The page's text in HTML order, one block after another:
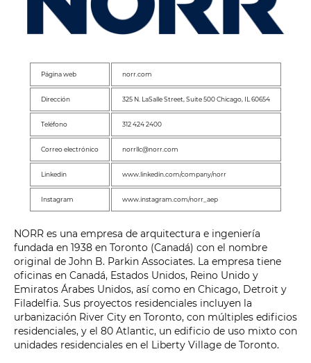
Página web norr.com
Dirección 325 N. LaSalle Street, Suite 500 Chicago, IL 60654
Teléfono 312 424 2400
Correo electrónico norrllc@norr.com
Linkedin www.linkedin.com/company/norr
Instagram www.instagram.com/norr_aep
NORR es una empresa de arquitectura e ingeniería
fundada en 1938 en Toronto (Canadá) con el nombre
original de John B. Parkin Associates. La empresa tiene
oficinas en Canadá, Estados Unidos, Reino Unido y
Emiratos Árabes Unidos, así como en Chicago, Detroit y
Filadelfia. Sus proyectos residenciales incluyen la
urbanización River City en Toronto, con múltiples edificios
residenciales, y el 80 Atlantic, un edificio de uso mixto con
unidades residenciales en el Liberty Village de Toronto.